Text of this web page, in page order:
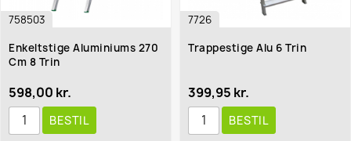
758503
Enkeltstige Aluminiums 270
Cm 8 Trin
598,00 kr.
BESTIL
7726
Trappestige Alu 6 Trin
399,95 kr.
BESTIL